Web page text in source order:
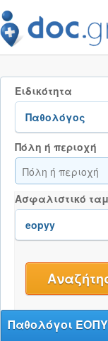
Ειδικότητα
Πόλη ή περιοχή
Ασφαλιστικό
Παθολόγοι